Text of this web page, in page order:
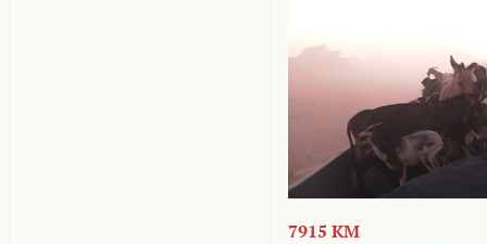
7915 KM